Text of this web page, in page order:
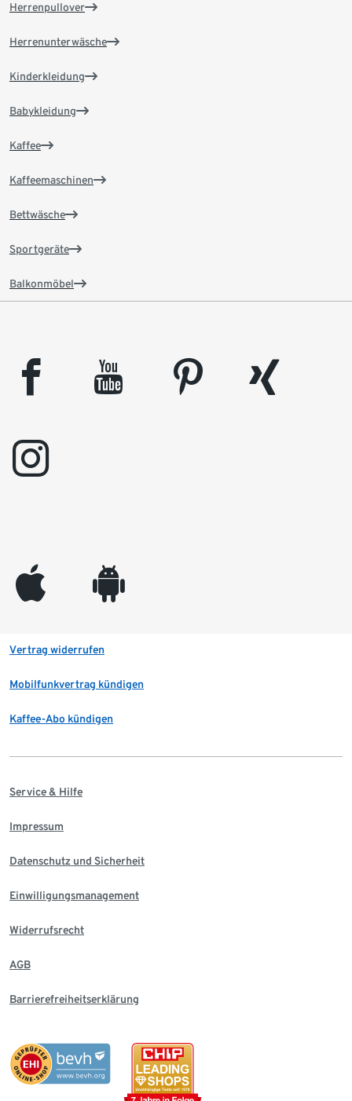
Herrenpullover
Herrenunterwäsche
Kinderkleidung
Babykleidung
Kaffee
Kaffeemaschinen
Bettwäsche
Sportgeräte
Balkonmöbel
facebook youtube pinterest
xing
instagram
appleinc android
Vertrag widerrufen
Mobilfunkvertrag kündigen
Kaffee-Abo kündigen
Service & Hilfe
Impressum
Datenschutz und Sicherheit
Einwilligungsmanagement
Widerrufsrecht
AGB
Barrierefreiheitserklärung